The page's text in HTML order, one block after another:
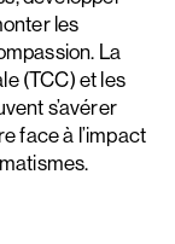
les
La
(TCC) et les
s’avérer
face à l’impact